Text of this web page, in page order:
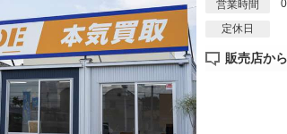
営業時間
定休日
販売店か